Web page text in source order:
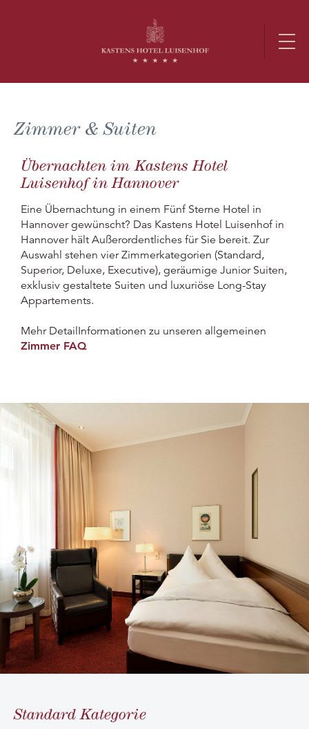
Zimmer & Suiten
Übernachten im Kastens Hotel
Luisenhof in Hannover
Eine Übernachtung in einem Fünf Sterne Hotel in
Hannover gewünscht? Das Kastens Hotel Luisenhof in
Hannover hält Außerordentliches für Sie bereit. Zur
Auswahl stehen vier Zimmerkategorien (Standard,
Superior, Deluxe, Executive), geräumige Junior Suiten,
exklusiv gestaltete Suiten und luxuriöse Long-Stay
Appartements.
Mehr DetailInformationen zu unseren allgemeinen
Zimmer FAQ
Standard Kategorie